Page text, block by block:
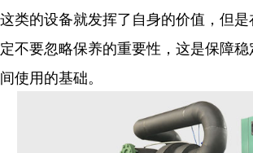
这类的设备就发挥了自身的价值，但
定不要忽略保养的重要性，这是保障
间使用的基础。